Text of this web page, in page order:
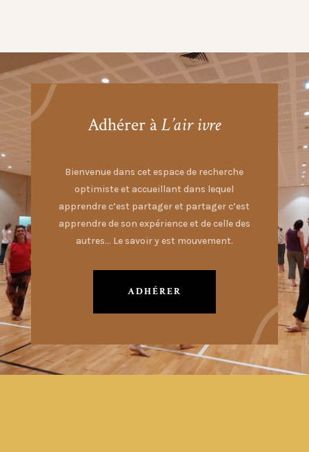
Adhérer àL’air ivre
Bienvenue dans cet espace de recherche
optimiste et accueillant dans lequel
apprendre c’est partager et partager c’est
apprendre de son expérience et de celle des
autres… Le savoir y est mouvement.
ADHÉRER